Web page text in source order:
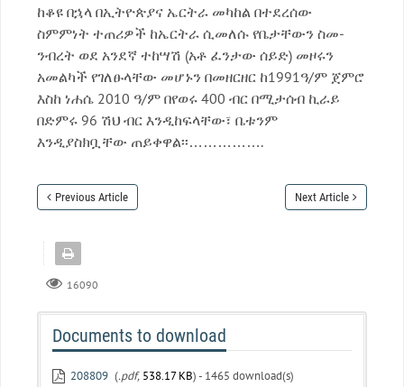
ከቆዩ በኋላ በኢትዮጵያና ኤርትራ መካከል በተደረሰው
ስምምነት ተጠሪዎች ከኤርትራ ሲመለሱ የቤታቸውን ስመ-
ንብረት ወደ አንደኛ ተከሣሽ (አቶ ፈንታው ሰይድ) መዞሩን
አመልካች የገለፁላቸው መሆኑን በመዘርዘር ከ1991ዓ/ም ጀምሮ
እስከ ነሐሴ 2010 ዓ/ም በየወሩ 400 ብር በሚታሰብ ኪራይ
በድምሩ 96 ሽህ ብር እንዲከፍላቸው፣ ቤቱንም
እንዲያስክቧቸው ጠይቀዋል፡፡…………….
Previous Article Next Article
16090
Documents to download
208809 (.pdf, 538.17 KB) - 1465 download(s)